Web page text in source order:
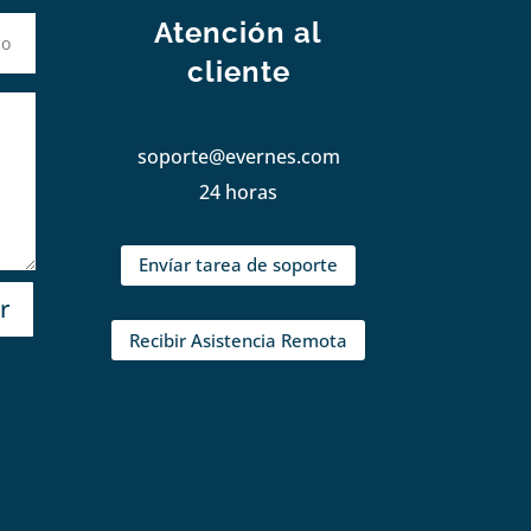
Atención al
cliente
soporte@evernes.com
24 horas
Envíar tarea de soporte
Recibir Asistencia Remota